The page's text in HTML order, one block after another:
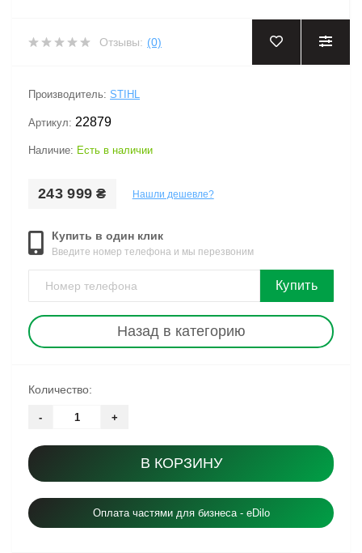
‹ ›
Отзывы: (0)
Производитель: STIHL
Артикул: 22879
Наличие: Есть в наличии
243 999 ₴ Нашли дешевле?
Купить в один клик
Введите номер телефона и мы перезвоним
Купить
Назад в категорию
Количество:
- +
В КОРЗИНУ
Оплата частями для бизнеса - eDilo